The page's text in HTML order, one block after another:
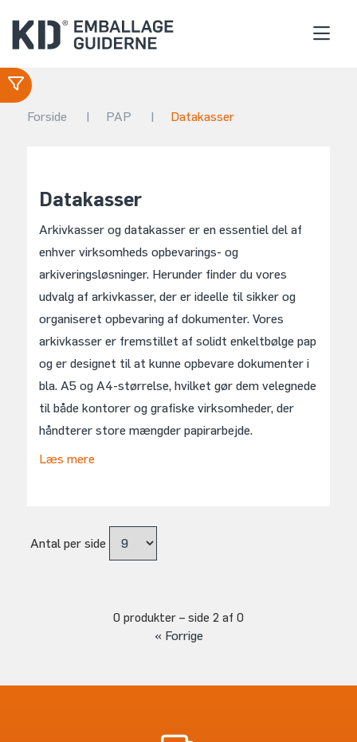
Forside | PAP | Datakasser
Datakasser
Arkivkasser og datakasser er en essentiel del af
enhver virksomheds opbevarings- og
arkiveringsløsninger. Herunder finder du vores
udvalg af arkivkasser, der er ideelle til sikker og
organiseret opbevaring af dokumenter. Vores
arkivkasser er fremstillet af solidt enkeltbølge pap
og er designet til at kunne opbevare dokumenter i
bla. A5 og A4-størrelse, hvilket gør dem velegnede
til både kontorer og grafiske virksomheder, der
håndterer store mængder papirarbejde.
Læs mere
Antal per side
0 produkter – side 2 af 0
« Forrige